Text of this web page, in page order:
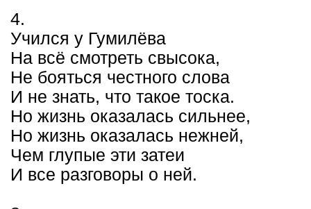
4.
Учился у Гумилёва
На всё смотреть свысока,
Не бояться честного слова
И не знать, что такое тоска.
Но жизнь оказалась сильнее,
Но жизнь оказалась нежней,
Чем глупые эти затеи
И все разговоры о ней.